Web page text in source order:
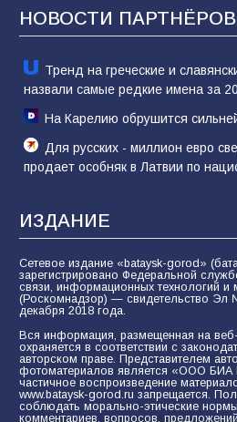
80 02.08.2026
НОВОСТИ ПАРТНЁРОВ
Тренд на греческие и
назвали самые редкие имена за
На Карелию обрушится
Для русских - миллион евро
продает особняк в Латвии по
ИЗДАНИЕ
Сетевое издание «bataysk-gorod»
зарегистрировано Федеральной
связи, информационных технологий и
(Роскомнадзор) — свидетельство Эл
декабря 2018 года.
Вся информация, размещенная на
охраняется в соответствии с
авторском праве. Представителем
фотоматериалов является «ООО БИА
частичное воспроизведение
www.bataysk-gorod.ru запрещается.
соблюдать морально-этические
комментариев, вопросов,